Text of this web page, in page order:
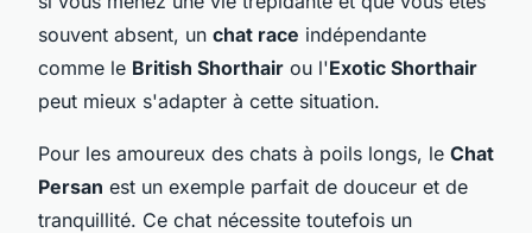
souvent absent, un chat race indépendante
comme le British Shorthair ou l'Exotic Shorthair
peut mieux s'adapter à cette situation.
Pour les amoureux des chats à poils longs, le Chat
Persan est un exemple parfait de douceur et de
tranquillité. Ce chat nécessite toutefois un